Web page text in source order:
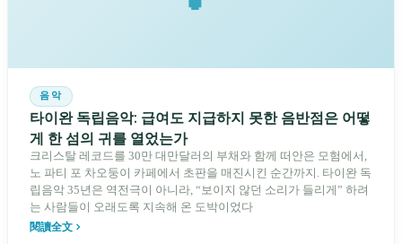
음악
타이완 독립음악: 급여도 지급하지 못한 음반점은 어떻
게 한 섬의 귀를 열었는가
크리스탈 레코드를 30만 대만달러의 부채와 함께 떠안은 모험에서,
노 파티 포 차오둥이 카페에서 초판을 매진시킨 순간까지. 타이완 독
립음악 35년은 역전극이 아니라, “보이지 않던 소리가 들리게” 하려
는 사람들이 오래도록 지속해 온 도박이었다
閱讀全文